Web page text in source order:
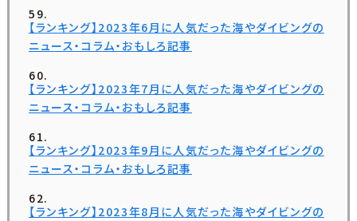
【ランキング】2023年6月に人気だった海やダイビングの
ニュース・コラム・おもしろ記事
【ランキング】2023年7月に人気だった海やダイビングの
ニュース・コラム・おもしろ記事
【ランキング】2023年9月に人気だった海やダイビングの
ニュース・コラム・おもしろ記事
【ランキング】2023年8月に人気だった海やダイビングの